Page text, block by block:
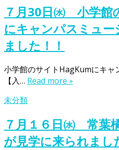
７月30日㈬ 小学館
にキャンパスミュ
ました！！
小学館のサイトHagKumにキャ
【入… Read more »
未分類
７月１６日㈬ 常葉
が見学に来られまし